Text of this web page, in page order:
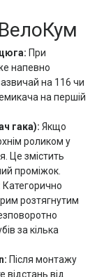
При
напевно
на 116 чи
на першій
гака): Якщо
роликом у
Це змістить
проміжок.
Категорично
розтягнутим
за кілька
Після монтажу
від